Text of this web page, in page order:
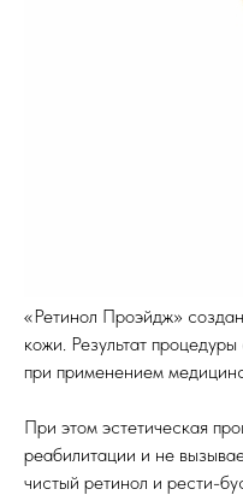
«Ретинол Проэйдж»
кожи. Результат
при применением
При этом эстетическая
реабилитации и не
чистый ретинол и рести-